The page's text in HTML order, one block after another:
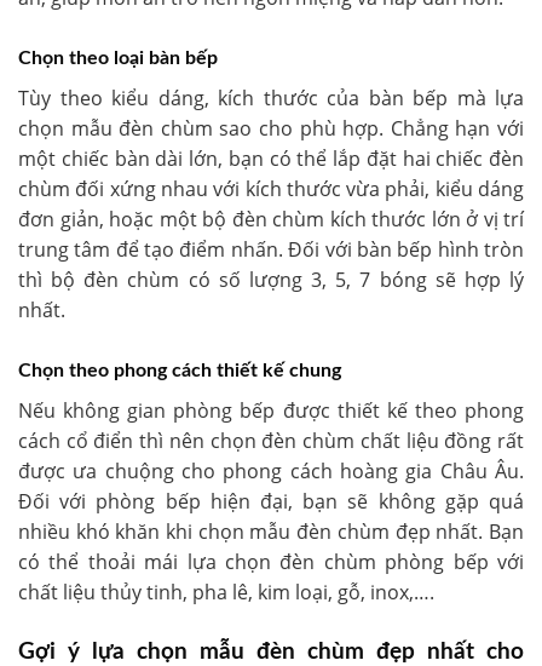
Chọn theo loại bàn bếp
Tùy theo kiểu dáng, kích thước của bàn bếp mà lựa
chọn mẫu đèn chùm sao cho phù hợp. Chẳng hạn với
một chiếc bàn dài lớn, bạn có thể lắp đặt hai chiếc đèn
chùm đối xứng nhau với kích thước vừa phải, kiểu dáng
đơn giản, hoặc một bộ đèn chùm kích thước lớn ở vị trí
trung tâm để tạo điểm nhấn. Đối với bàn bếp hình tròn
thì bộ đèn chùm có số lượng 3, 5, 7 bóng sẽ hợp lý
nhất.
Chọn theo phong cách thiết kế chung
Nếu không gian phòng bếp được thiết kế theo phong
cách cổ điển thì nên chọn đèn chùm chất liệu đồng rất
được ưa chuộng cho phong cách hoàng gia Châu Âu.
Đối với phòng bếp hiện đại, bạn sẽ không gặp quá
nhiều khó khăn khi chọn mẫu đèn chùm đẹp nhất. Bạn
có thể thoải mái lựa chọn đèn chùm phòng bếp với
chất liệu thủy tinh, pha lê, kim loại, gỗ, inox,….
Gợi ý lựa chọn mẫu đèn chùm đẹp nhất cho